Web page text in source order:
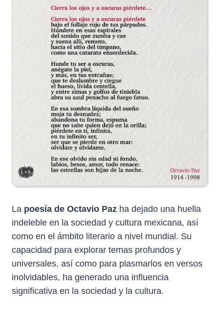
La poesía de Octavio Paz ha dejado una huella
indeleble en la sociedad y cultura mexicana, así
como en el ámbito literario a nivel mundial. Su
capacidad para explorar temas profundos y
universales, así como para plasmarlos en versos
inolvidables, ha generado una influencia
significativa en la sociedad y la cultura.